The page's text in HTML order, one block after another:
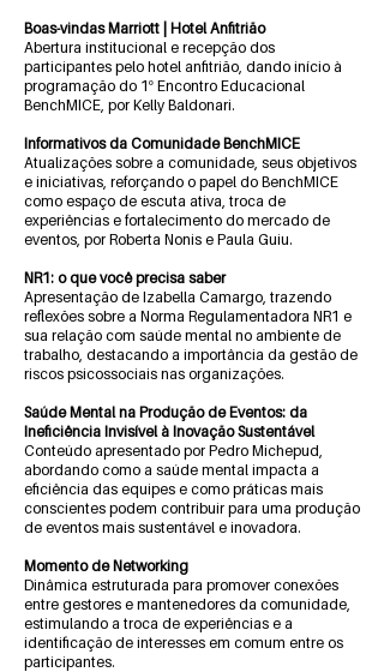
Boas-vindas Marriott | Hotel Anfitrião
Abertura institucional e recepção dos
participantes pelo hotel anfitrião, dando início à
programação do 1º Encontro Educacional
BenchMICE, por Kelly Baldonari.
Informativos da Comunidade BenchMICE
Atualizações sobre a comunidade, seus objetivos
e iniciativas, reforçando o papel do BenchMICE
como espaço de escuta ativa, troca de
experiências e fortalecimento do mercado de
eventos, por Roberta Nonis e Paula Guiu.
NR1: o que você precisa saber
Apresentação de Izabella Camargo, trazendo
reflexões sobre a Norma Regulamentadora NR1 e
sua relação com saúde mental no ambiente de
trabalho, destacando a importância da gestão de
riscos psicossociais nas organizações.
Saúde Mental na Produção de Eventos: da
Ineficiência Invisível à Inovação Sustentável
Conteúdo apresentado por Pedro Michepud,
abordando como a saúde mental impacta a
eficiência das equipes e como práticas mais
conscientes podem contribuir para uma produção
de eventos mais sustentável e inovadora.
Momento de Networking
Dinâmica estruturada para promover conexões
entre gestores e mantenedores da comunidade,
estimulando a troca de experiências e a
identificação de interesses em comum entre os
participantes.